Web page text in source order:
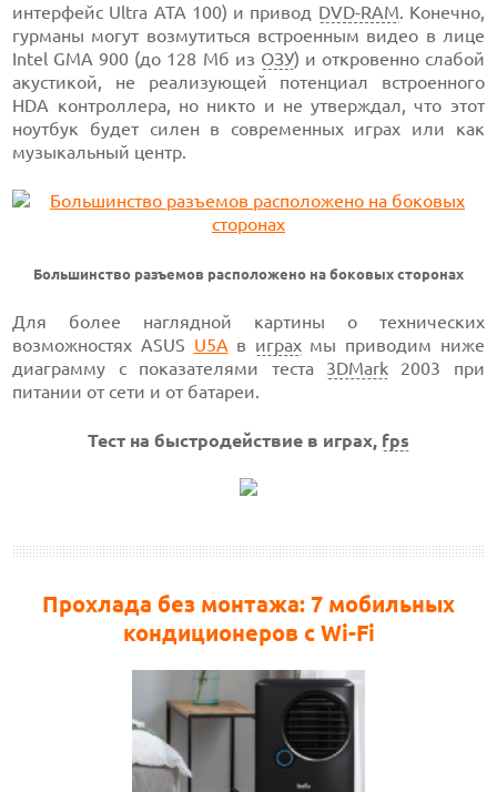
интерфейс Ultra ATA 100) и привод DVD-RAM. Конечно,
гурманы могут возмутиться встроенным видео в лице
Intel GMA 900 (до 128 Мб из ОЗУ) и откровенно слабой
акустикой, не реализующей потенциал встроенного
HDA контроллера, но никто и не утверждал, что этот
ноутбук будет силен в современных играх или как
музыкальный центр.
Большинство разъемов расположено на боковых сторонах
Для более наглядной картины о технических
возможностях ASUS U5A в играхмы приводим ниже
диаграмму с показателями теста 3DMark2003 при
питании от сети и от батареи.
Тест на быстродействие в играх, fps
Прохлада без монтажа: 7 мобильных
кондиционеров с Wi-Fi